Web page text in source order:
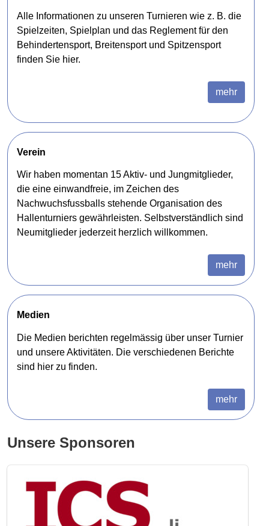
Alle Informationen zu unseren Turnieren wie z. B. die
Spielzeiten, Spielplan und das Reglement für den
Behindertensport, Breitensport und Spitzensport
finden Sie hier.
mehr
Verein
Wir haben momentan 15 Aktiv- und Jungmitglieder,
die eine einwandfreie, im Zeichen des
Nachwuchsfussballs stehende Organisation des
Hallenturniers gewährleisten. Selbstverständlich sind
Neumitglieder jederzeit herzlich willkommen.
mehr
Medien
Die Medien berichten regelmässig über unser Turnier
und unsere Aktivitäten. Die verschiedenen Berichte
sind hier zu finden.
mehr
Unsere Sponsoren